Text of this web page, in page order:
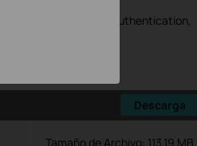
for Autofind, Authentication,
event record.
Descarga
Tamaño de Archivo: 113.19 MB